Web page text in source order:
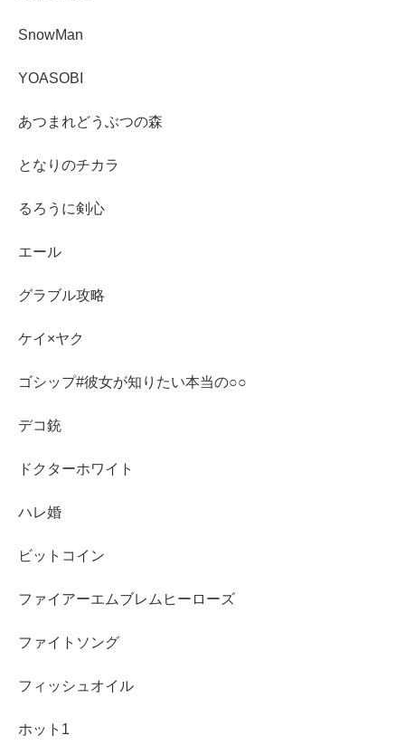
SnowMan
YOASOBI
あつまれどうぶつの森
となりのチカラ
るろうに剣心
エール
グラブル攻略
ケイ×ヤク
ゴシップ#彼女が知りたい本当の○○
デコ銃
ドクターホワイト
ハレ婚
ビットコイン
ファイアーエムブレムヒーローズ
ファイトソング
フィッシュオイル
ホット1